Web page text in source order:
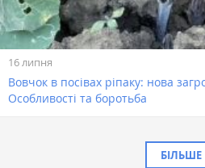
16 липня
Вовчок в посівах ріпаку: нова
Особливості та боротьба
БІЛЬШЕ